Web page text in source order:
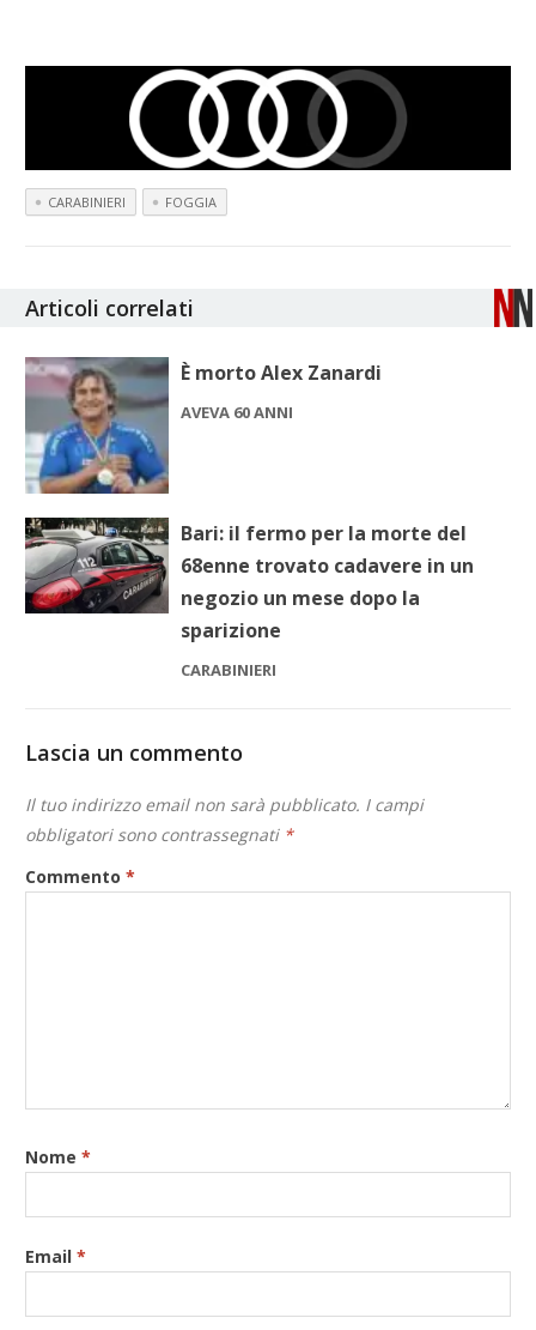
CARABINIERI FOGGIA
Articoli correlati
È morto Alex Zanardi
AVEVA 60 ANNI
Bari: il fermo per la morte del
68enne trovato cadavere in un
negozio un mese dopo la
sparizione
CARABINIERI
Lascia un commento
Il tuo indirizzo email non sarà pubblicato. I campi
obbligatori sono contrassegnati *
Commento*
Nome*
Email*